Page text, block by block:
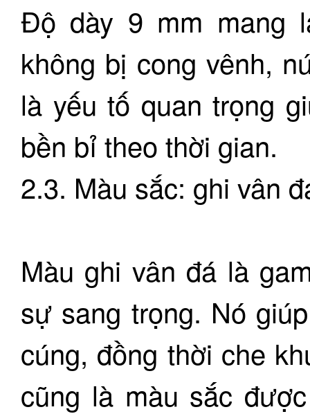
Độ dày 9 mm mang
không bị cong vênh,
là yếu tố quan trọng
bền bỉ theo thời gian.
2.3. Màu sắc: ghi vân
Màu ghi vân đá là
sự sang trọng. Nó
cúng, đồng thời che
cũng là màu sắc